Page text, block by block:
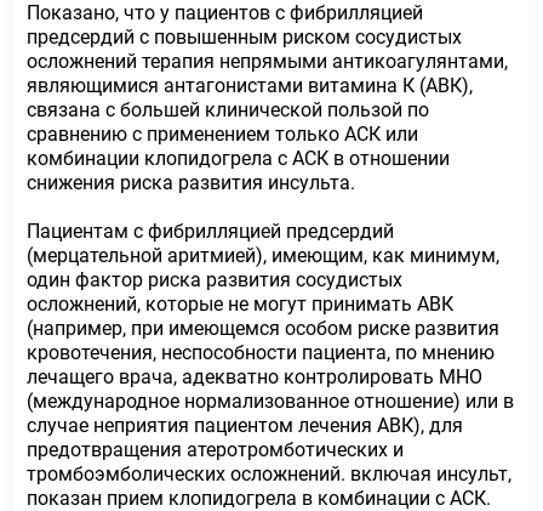
Показано, что у пациентов с фибрилляцией
предсердий с повышенным риском сосудистых
осложнений терапия непрямыми антикоагулянтами,
являющимися антагонистами витамина К (АВК),
связана с большей клинической пользой по
сравнению с применением только АСК или
комбинации клопидогрела с АСК в отношении
снижения риска развития инсульта.
Пациентам с фибрилляцией предсердий
(мерцательной аритмией), имеющим, как минимум,
один фактор риска развития сосудистых
осложнений, которые не могут принимать АВК
(например, при имеющемся особом риске развития
кровотечения, неспособности пациента, по мнению
лечащего врача, адекватно контролировать МНО
(международное нормализованное отношение) или в
случае неприятия пациентом лечения АВК), для
предотвращения атеротромботических и
тромбоэмболических осложнений. включая инсульт,
показан прием клопидогрела в комбинации с АСК.